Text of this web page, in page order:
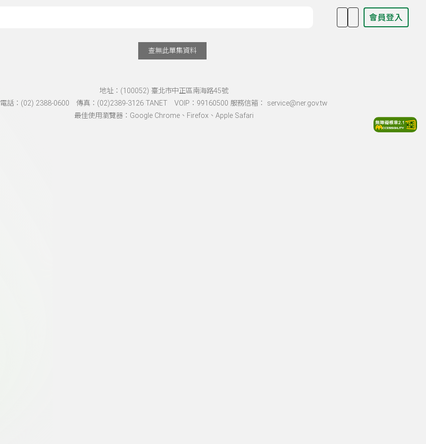
會員登入
查無此單集資料
地址：(100052) 臺北市中正區南海路45號
電話：(02) 2388-0600 傳真：(02)2389-3126 TANET VOIP：99160500 服務信箱： service@ner.gov.tw
最佳使用瀏覽器：Google Chrome、Firefox、Apple Safari